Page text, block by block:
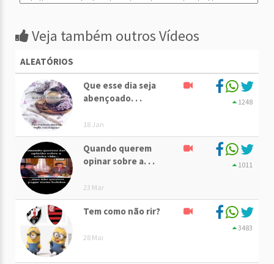
Veja também outros Vídeos
ALEATÓRIOS
Que esse dia seja
abençoado. . .
18 Jan
1248
Quando querem
opinar sobre a. . .
23 Mar
1011
Tem como não rir?
28 Mai
3483